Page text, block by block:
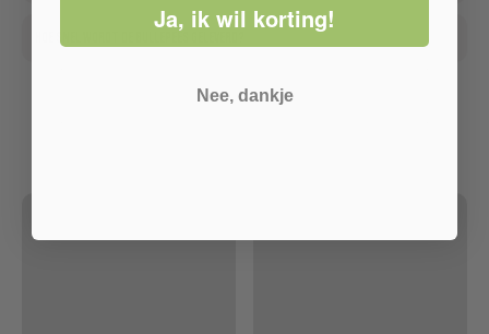
Ja, ik wil korting!
Nee, dankje